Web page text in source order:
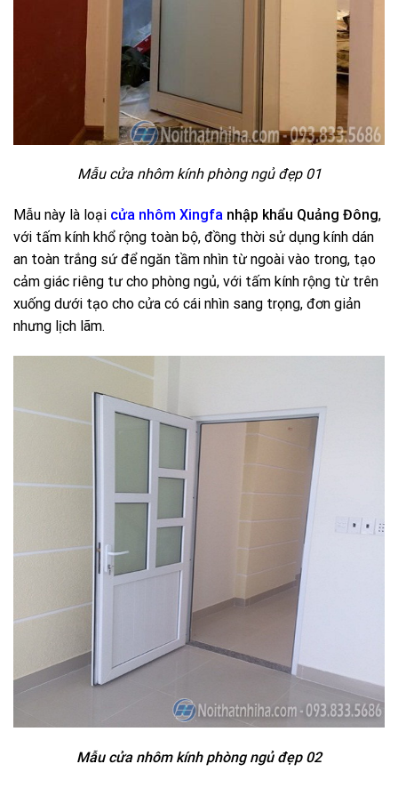
Mẫu cửa nhôm kính phòng ngủ đẹp 01
Mẫu này là loại cửa nhôm Xingfa nhập khẩu Quảng Đông,
với tấm kính khổ rộng toàn bộ, đồng thời sử dụng kính dán
an toàn trắng sứ để ngăn tầm nhìn từ ngoài vào trong, tạo
cảm giác riêng tư cho phòng ngủ, với tấm kính rộng từ trên
xuống dưới tạo cho cửa có cái nhìn sang trọng, đơn giản
nhưng lịch lãm.
Mẫu cửa nhôm kính phòng ngủ đẹp 02